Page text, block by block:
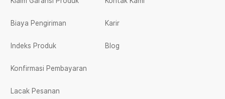
Biaya Pengiriman
Indeks Produk
Konfirmasi Pembayaran
Lacak Pesanan
Karir
Blog